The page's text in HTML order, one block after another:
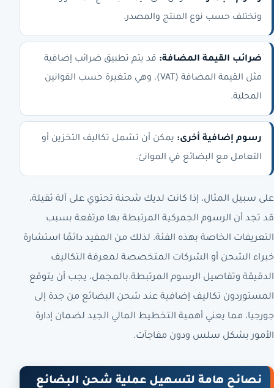
وتختلف حسب نوع المنتج والمصدر.
ضرائب القيمة المضافة: قد يتم تطبيق ضرائب إضافية
مثل القيمة المضافة (VAT)، وهي متغيرة حسب القوانين
المحلية.
رسوم إضافية أخرى: يمكن أن تشمل تكاليف التخزين أو
التعامل مع البضائع في الموانئ.
على سبيل المثال، إذا كانت لديك شحنة تحتوي على آلة ثقيلة،
قد تجد أن الرسوم الجمركية المرتبطة بها مرتفعة بسبب
التعريفات الخاصة بهذه الفئة. لذلك من المفيد دائمًا استشارة
خبراء الشحن أو الشركات المتخصصة لمعرفة التكاليف
الدقيقة وتفاصيل الرسوم المرتبطة.بالمجمل، يجب أن يتوقع
المستوردون تكاليف إضافية عند شحن البضائع من جدة إلى
جورجيا، مما يعني أهمية التخطيط المالي الجيد لضمان إدارة
الأمور بشكل سلس ودون مفاجآت.
نصائح هامة لتسهيل عملية شحن البضائع